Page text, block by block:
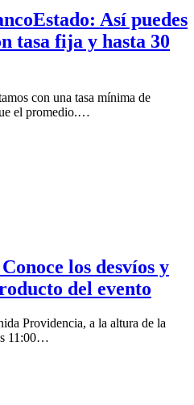
Así puedes
tasa fija y hasta 30
con una tasa mínima de
el promedio.…
los desvíos y
del evento
Providencia, a la altura de la
11:00…